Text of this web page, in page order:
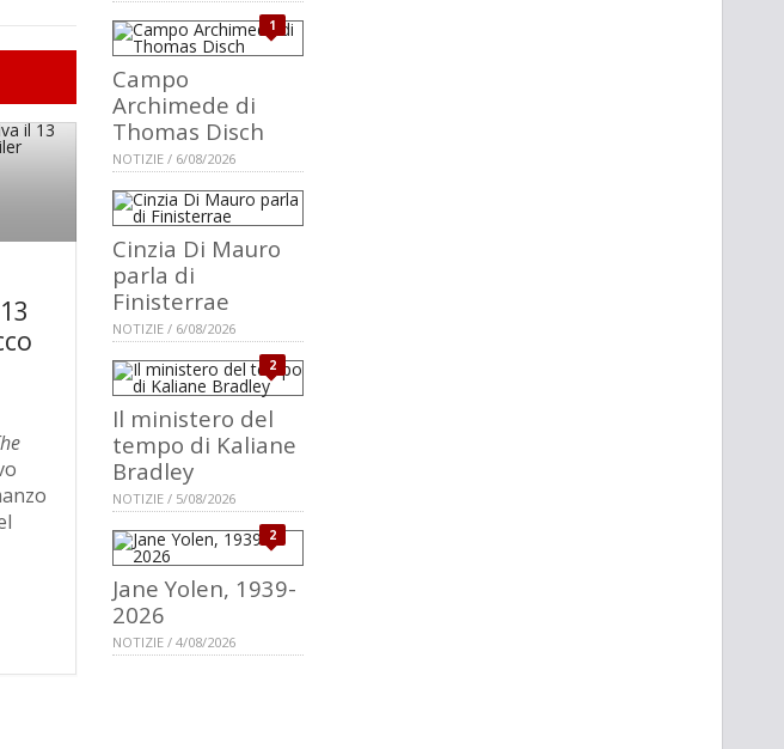
1
Campo
Archimede di
Thomas Disch
NOTIZIE / 6/08/2026
Cinzia Di Mauro
parla di
Finisterrae
NOTIZIE / 6/08/2026
2
Il ministero del
tempo di Kaliane
Bradley
NOTIZIE / 5/08/2026
2
Jane Yolen, 1939-
2026
NOTIZIE / 4/08/2026